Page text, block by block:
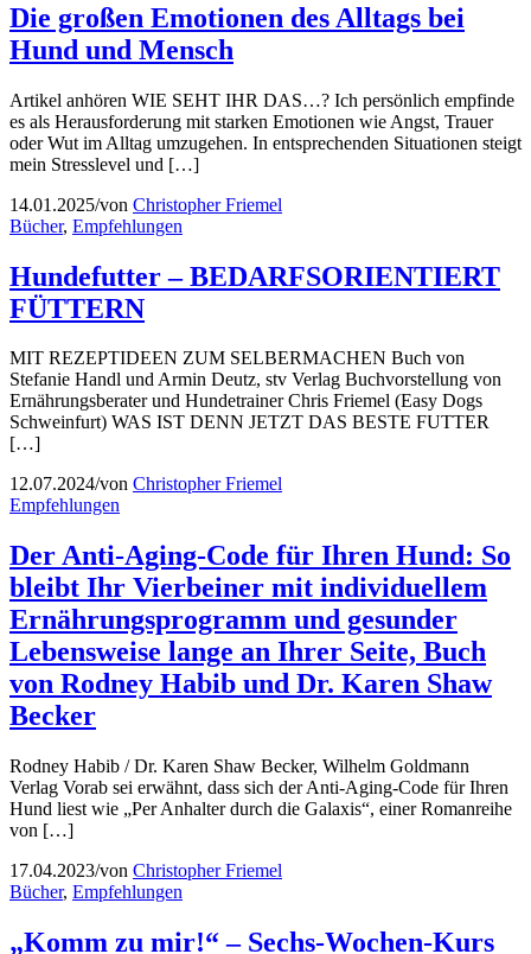
Die großen Emotionen des Alltags bei
Hund und Mensch
Artikel anhören WIE SEHT IHR DAS…? Ich persönlich empfinde
es als Herausforderung mit starken Emotionen wie Angst, Trauer
oder Wut im Alltag umzugehen. In entsprechenden Situationen steigt
mein Stresslevel und […]
14.01.2025/von Christopher Friemel
Bücher, Empfehlungen
Hundefutter – BEDARFSORIENTIERT
FÜTTERN
MIT REZEPTIDEEN ZUM SELBERMACHEN Buch von
Stefanie Handl und Armin Deutz, stv Verlag Buchvorstellung von
Ernährungsberater und Hundetrainer Chris Friemel (Easy Dogs
Schweinfurt) WAS IST DENN JETZT DAS BESTE FUTTER
[…]
12.07.2024/von Christopher Friemel
Empfehlungen
Der Anti-Aging-Code für Ihren Hund: So
bleibt Ihr Vierbeiner mit individuellem
Ernährungsprogramm und gesunder
Lebensweise lange an Ihrer Seite, Buch
von Rodney Habib und Dr. Karen Shaw
Becker
Rodney Habib / Dr. Karen Shaw Becker, Wilhelm Goldmann
Verlag Vorab sei erwähnt, dass sich der Anti-Aging-Code für Ihren
Hund liest wie „Per Anhalter durch die Galaxis“, einer Romanreihe
von […]
17.04.2023/von Christopher Friemel
Bücher, Empfehlungen
„Komm zu mir!“ – Sechs-Wochen-Kurs